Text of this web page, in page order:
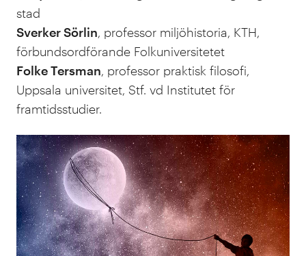
stad
Sverker Sörlin, professor miljöhistoria, KTH,
förbundsordförande Folkuniversitetet
Folke Tersman, professor praktisk filosofi,
Uppsala universitet, Stf. vd Institutet för
framtidsstudier.